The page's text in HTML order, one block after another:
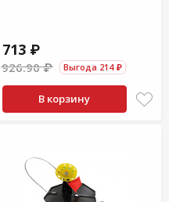
713 ₽
926.90 ₽ Выгода 214 ₽
В корзину